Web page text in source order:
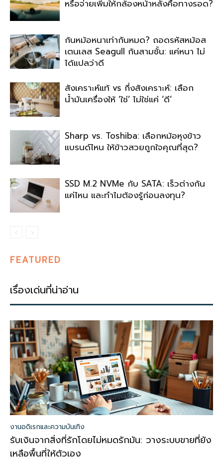
หรือจ่ายเพิ่มให้กล้องหน้าหลังคือทางรอด?
ก้นหม้อหนาเท่ากันหมด? ถอดรหัสหม้อส
เตนเลส Seagull ก้นสามชั้น: แค่หนา ไม่
ได้แปลว่าดี
สังเคราะห์แท้ vs กึ่งสังเคราะห์: เลือก
น้ำมันเครื่องให้ ‘ใช่’ ไม่ใช่แค่ ‘ดี’
Sharp vs. Toshiba: เลือกหม้อหุงข้าว
แบรนด์ไหน ให้ข้าวสวยถูกใจคุณที่สุด?
SSD M.2 NVMe กับ SATA: เร็วต่างกัน
แค่ไหน และทำไมต้องรู้ก่อนลงทุน?
FEATURED
เรื่องเด่นที่น่าอ่าน
งานอดิเรกและความบันเทิง
รับเงินจากสิ่งที่รักโดยไม่หมดรักมัน: วางระบบขายที่ยัง
เหลือพื้นที่ให้ตัวเอง